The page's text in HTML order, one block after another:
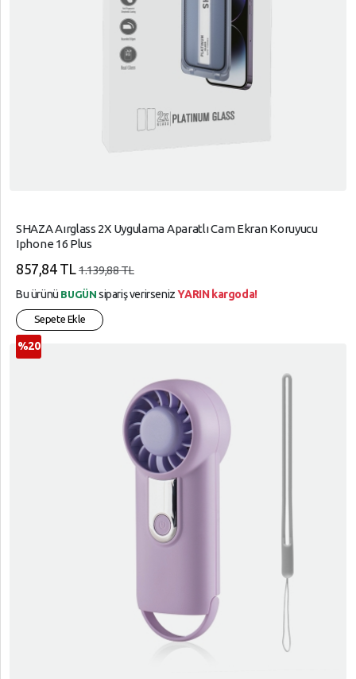
SHAZA Aırglass 2X Uygulama Aparatlı Cam Ekran Koruyucu
Iphone 16 Plus
857,84 TL 1.139,88 TL
Bu ürünü BUGÜN sipariş verirsenizYARIN kargoda!
Sepete Ekle
%20